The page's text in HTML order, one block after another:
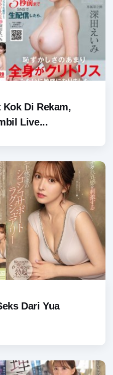
Kok Di Rekam,
Live...
Dari Yua